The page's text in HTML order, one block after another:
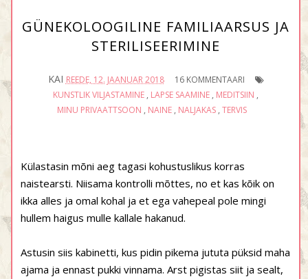
GÜNEKOLOOGILINE FAMILIAARSUS JA
STERILISEERIMINE
KAI REEDE, 12. JAANUAR 2018
16 KOMMENTAARI
KUNSTLIK VILJASTAMINE , LAPSE SAAMINE , MEDITSIIN ,
MINU PRIVAATTSOON , NAINE, NALJAKAS, TERVIS
Külastasin mõni aeg tagasi kohustuslikus korras
naistearsti. Niisama kontrolli mõttes, no et kas kõik on
ikka alles ja omal kohal ja et ega vahepeal pole mingi
hullem haigus mulle kallale hakanud.
Astusin siis kabinetti, kus pidin pikema jututa püksid maha
ajama ja ennast pukki vinnama. Arst pigistas siit ja sealt,